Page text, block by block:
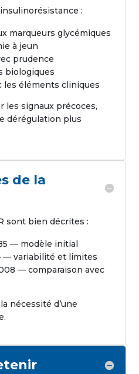
:
marqueurs glycémiques
à jeun
prudence
biologiques
les éléments cliniques
les signaux précoces,
dérégulation plus
de la
sont bien décrites :
— modèle initial
— variabilité et limites
— comparaison avec
nécessité d’une